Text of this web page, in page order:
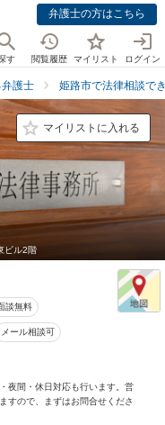
弁護士の方はこちら
す 閲覧履歴 マイリスト ログイン
護士 姫路市で法律相談で
マイリストに入れる
ビル2階
談無料
メール相談可
夜間・休日対応も行います。営
すので、まずはお問合せくださ